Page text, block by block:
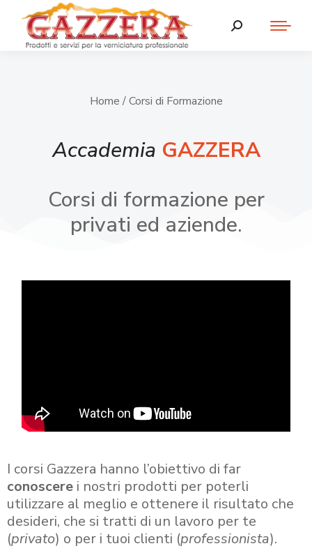
Home / Corsi di Formazione
Accademia GAZZERA
Corsi di formazione per
privati ed aziende.
I corsi Gazzera hanno l’obiettivo di far
conoscere i nostri prodotti per poterli
utilizzare al meglio e ottenere il risultato che
desideri, che si tratti di un lavoro per te
(privato) o per i tuoi clienti (professionista).